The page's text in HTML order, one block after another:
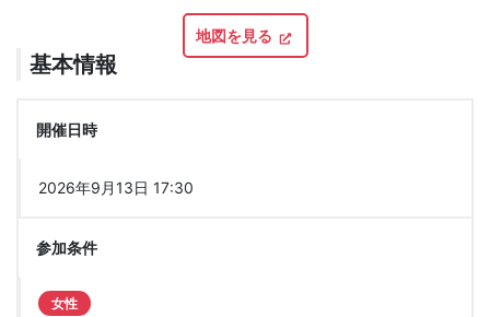
地図を見る
基本情報
開催日時
2026年9月13日 17:30
参加条件
女性